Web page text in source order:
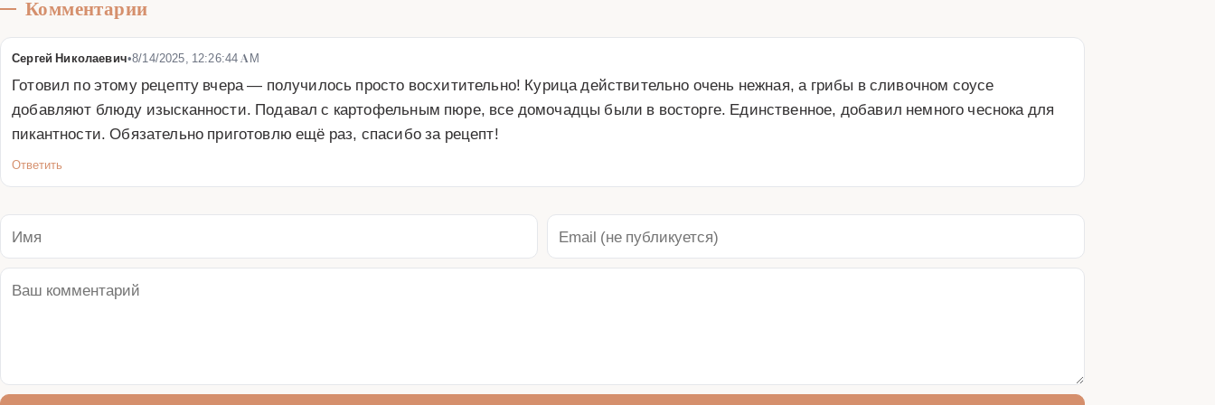
Комментарии
Сергей Николаевич•8/14/2025, 12:26:44 AM
Готовил по этому рецепту вчера — получилось просто восхитительно! Курица действительно очень нежная, а грибы в сливочном соусе
добавляют блюду изысканности. Подавал с картофельным пюре, все домочадцы были в восторге. Единственное, добавил немного чеснока для
пикантности. Обязательно приготовлю ещё раз, спасибо за рецепт!
Ответить